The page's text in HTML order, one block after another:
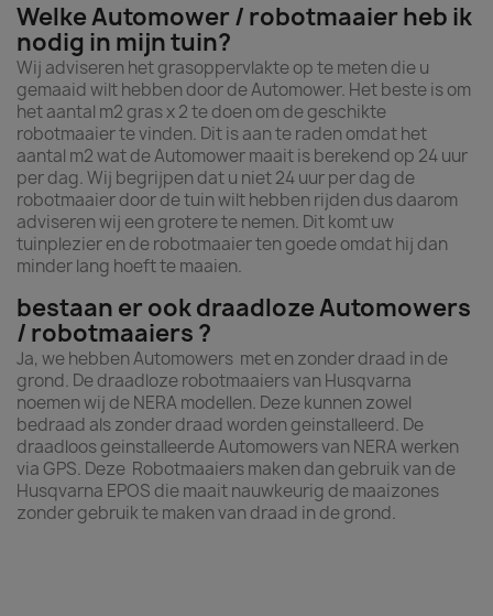
Welke Automower / robotmaaier heb ik
nodig in mijn tuin?
Wij adviseren het grasoppervlakte op te meten die u
gemaaid wilt hebben door de Automower. Het beste is om
het aantal m2 gras x 2 te doen om de geschikte
robotmaaier te vinden. Dit is aan te raden omdat het
aantal m2 wat de Automower maait is berekend op 24 uur
per dag. Wij begrijpen dat u niet 24 uur per dag de
robotmaaier door de tuin wilt hebben rijden dus daarom
adviseren wij een grotere te nemen. Dit komt uw
tuinplezier en de robotmaaier ten goede omdat hij dan
minder lang hoeft te maaien.
bestaan er ook draadloze Automowers
/ robotmaaiers ?
Ja, we hebben Automowers met en zonder draad in de
grond. De draadloze robotmaaiers van Husqvarna
noemen wij de NERA modellen. Deze kunnen zowel
bedraad als zonder draad worden geinstalleerd. De
draadloos geinstalleerde Automowers van NERA werken
via GPS. Deze Robotmaaiers maken dan gebruik van de
Husqvarna EPOS die maait nauwkeurig de maaizones
zonder gebruik te maken van draad in de grond.